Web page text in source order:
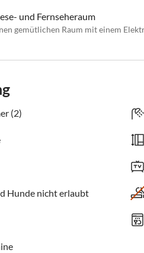
und Fernseheraum
gemütlichen Raum mit einem
(2)
Hunde nicht erlaubt